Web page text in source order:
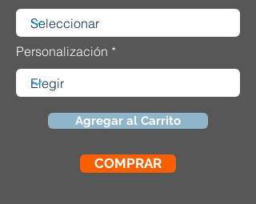
Personalización
Agregar al Carrito
COMPRAR